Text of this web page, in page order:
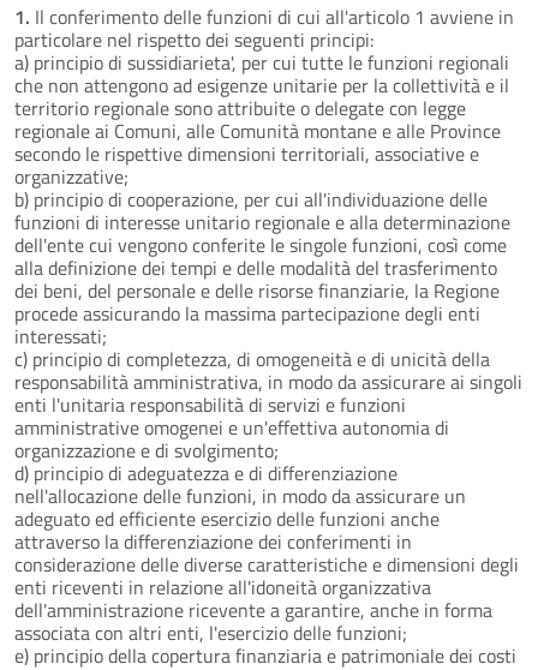
1. Il conferimento delle funzioni di cui all'articolo 1 avviene in
particolare nel rispetto dei seguenti principi:
a) principio di sussidiarieta', per cui tutte le funzioni regionali
che non attengono ad esigenze unitarie per la collettività e il
territorio regionale sono attribuite o delegate con legge
regionale ai Comuni, alle Comunità montane e alle Province
secondo le rispettive dimensioni territoriali, associative e
organizzative;
b) principio di cooperazione, per cui all'individuazione delle
funzioni di interesse unitario regionale e alla determinazione
dell'ente cui vengono conferite le singole funzioni, così come
alla definizione dei tempi e delle modalità del trasferimento
dei beni, del personale e delle risorse finanziarie, la Regione
procede assicurando la massima partecipazione degli enti
interessati;
c) principio di completezza, di omogeneità e di unicità della
responsabilità amministrativa, in modo da assicurare ai singoli
enti l'unitaria responsabilità di servizi e funzioni
amministrative omogenei e un'effettiva autonomia di
organizzazione e di svolgimento;
d) principio di adeguatezza e di differenziazione
nell'allocazione delle funzioni, in modo da assicurare un
adeguato ed efficiente esercizio delle funzioni anche
attraverso la differenziazione dei conferimenti in
considerazione delle diverse caratteristiche e dimensioni degli
enti riceventi in relazione all'idoneità organizzativa
dell'amministrazione ricevente a garantire, anche in forma
associata con altri enti, l'esercizio delle funzioni;
e) principio della copertura finanziaria e patrimoniale dei costi